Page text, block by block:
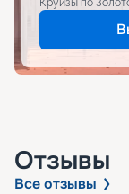
Круизы по
Отзывы
Все отзывы